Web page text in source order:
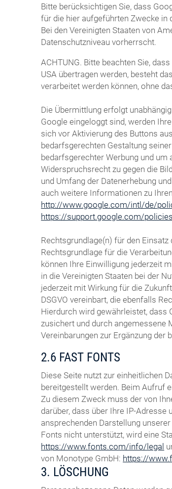
Bitte berücksichtigen Sie, dass
für die hier aufgeführten Zwecke in
Bei den Vereinigten Staaten von
Datenschutzniveau vorherrscht.
ACHTUNG. Bitte beachten Sie,
USA übertragen werden, besteht
verarbeitet werden können, ohne
Die Übermittlung erfolgt
Google eingeloggt sind, werden
sich vor Aktivierung des Buttons
bedarfsgerechten Gestaltung
bedarfsgerechter Werbung und
Widerspruchsrecht zu gegen die
und Umfang der Datenerhebung
auch weitere Informationen zu
http://www.google.com/intl/de/
https://support.google.com/
Rechtsgrundlage(n) für den Einsatz
Rechtsgrundlage für die
können Ihre Einwilligung jederzeit
in die Vereinigten Staaten bei der
jederzeit mit Wirkung für die
DSGVO vereinbart, die ebenfalls
Hierdurch wird gewährleistet, dass
zusichert und durch angemessene
Vereinbarungen zur Ergänzung
2.6 FAST FONTS
Diese Seite nutzt zur einheitlichen
bereitgestellt werden. Beim Aufruf
Zu diesem Zweck muss der von
darüber, dass über Ihre IP-
ansprechenden Darstellung
Fonts nicht unterstützt, wird eine
https://www.fonts.com/info/legal
von Monotype GmbH: https://
3. LÖSCHUNG